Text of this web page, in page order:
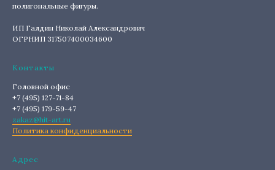
полигональные фигуры.
ИП Галдин Николай Александрович
ОГРНИП 317507400034600
Контакты
Головной офис
+7 (495) 127-71-84
+7 (495) 179-59-47
zakaz@hit-art.ru
Политика конфиденциальности
Адрес